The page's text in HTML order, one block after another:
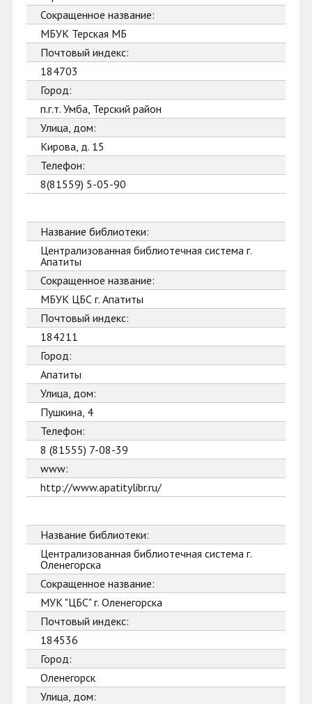
Сокращенное название:
МБУК Терская МБ
Почтовый индекс:
184703
Город:
п.г.т. Умба, Терский район
Улица, дом:
Кирова, д. 15
Телефон:
8(81559) 5-05-90
Название библиотеки:
Централизованная библиотечная система г.
Апатиты
Сокращенное название:
МБУК ЦБС г. Апатиты
Почтовый индекс:
184211
Город:
Апатиты
Улица, дом:
Пушкина, 4
Телефон:
8 (81555) 7-08-39
www:
http://www.apatitylibr.ru/
Название библиотеки:
Централизованная библиотечная система г.
Оленегорска
Сокращенное название:
МУК "ЦБС" г. Оленегорска
Почтовый индекс:
184536
Город:
Оленегорск
Улица, дом: